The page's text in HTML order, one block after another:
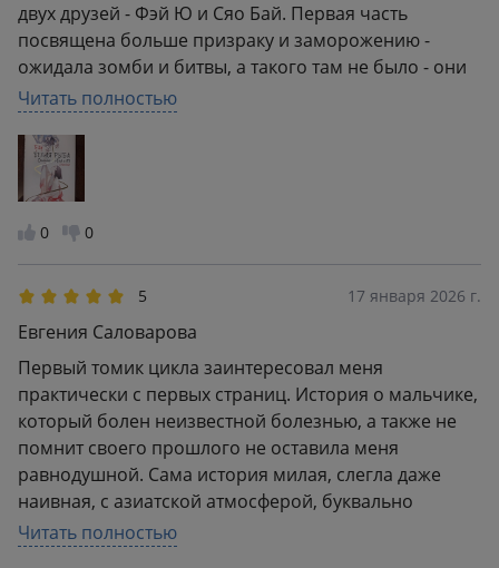
двух друзей - Фэй Ю и Сяо Бай. Первая часть
посвящена больше призраку и заморожению -
ожидала зомби и битвы, а такого там не было - они
перешли по саду и вошли в помещение. И все.
Никто не нападал, они стояли просто столбом и
издавали редко рычание. И очень раздражало
описание Цзинь на полную главу, кому какая
принадлежит и что делает, это просто утомляет.
Читать полностью
0 0
5 17 января 2026 г.
Евгения Саловарова
Первый томик цикла заинтересовал меня
практически с первых страниц. История о мальчике,
который болен неизвестной болезнью, а также не
помнит своего прошлого не оставила меня
равнодушной. Сама история милая, слегла даже
наивная, с азиатской атмосферой, буквально
покорила мое сердце. Отдельный восторг у меня
вызывает обложка и ее оформление, это просто
Читать полностью